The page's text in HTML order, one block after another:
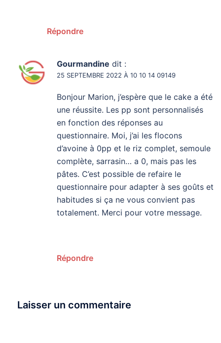
Répondre
Gourmandine dit :
25 SEPTEMBRE 2022 À 10 10 14 09149
Bonjour Marion, j’espère que le cake a été
une réussite. Les pp sont personnalisés
en fonction des réponses au
questionnaire. Moi, j’ai les flocons
d’avoine à 0pp et le riz complet, semoule
complète, sarrasin… a 0, mais pas les
pâtes. C’est possible de refaire le
questionnaire pour adapter à ses goûts et
habitudes si ça ne vous convient pas
totalement. Merci pour votre message.
Répondre
Laisser un commentaire